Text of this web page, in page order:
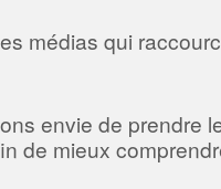
médias qui
envie de prendre
de mieux